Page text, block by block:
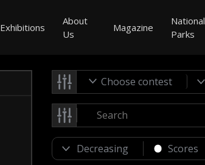
Exhibitions
About
Us
Magazine
National
Parks
Choose contest
Scores